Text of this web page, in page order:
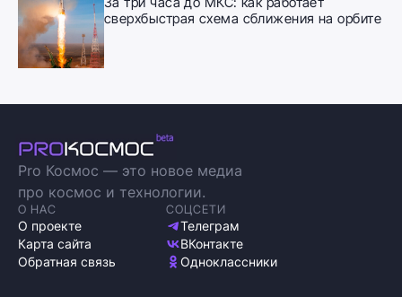
сверхбыстрая схема сближения на орбите
Pro Космос — это новое медиа
про космос и технологии.
О НАС
О проекте
Карта сайта
Обратная связь
СОЦСЕТИ
Телеграм
ВКонтакте
Одноклассники